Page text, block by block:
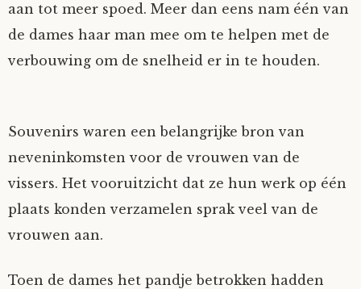
aan tot meer spoed. Meer dan eens nam één van
de dames haar man mee om te helpen met de
verbouwing om de snelheid er in te houden.
Souvenirs waren een belangrijke bron van
neveninkomsten voor de vrouwen van de
vissers. Het vooruitzicht dat ze hun werk op één
plaats konden verzamelen sprak veel van de
vrouwen aan.
Toen de dames het pandje betrokken hadden